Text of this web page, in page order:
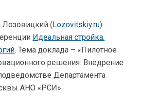
Лозовицкий (Lozovitskiy.ru)
Идеальная стройка.
. Тема доклада – «Пилотное
решения: Внедрение
Департамента
АНО «РСИ».